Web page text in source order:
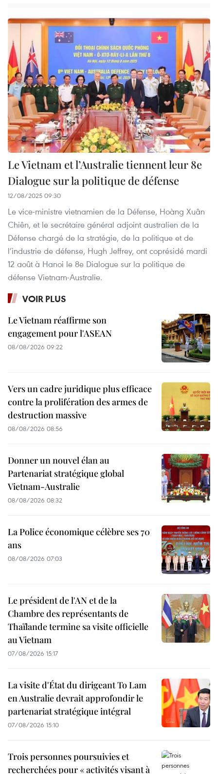
Le Vietnam et l’Australie tiennent leur 8e
Dialogue sur la politique de défense
12/08/2025 09:30
Le vice-ministre vietnamien de la Défense, Hoàng Xuân
Chiên, et le secrétaire général adjoint australien de la
Défense chargé de la stratégie, de la politique et de
l’industrie de défense, Hugh Jeffrey, ont coprésidé mardi
12 août à Hanoi le 8e Dialogue sur la politique de
défense Vietnam-Australie.
VOIR PLUS
Le Vietnam réaffirme son
engagement pour l'ASEAN
08/08/2026 09:22
Vers un cadre juridique plus efficace
contre la prolifération des armes de
destruction massive
08/08/2026 08:56
Donner un nouvel élan au
Partenariat stratégique global
Vietnam-Australie
08/08/2026 08:32
La Police économique célèbre ses 70
ans
08/08/2026 07:03
Le président de l'AN et de la
Chambre des représentants de
Thaïlande termine sa visite officielle
au Vietnam
07/08/2026 15:17
La visite d'État du dirigeant To Lam
en Australie devrait approfondir le
partenariat stratégique intégral
07/08/2026 15:10
Trois personnes poursuivies et
recherchées pour « activités visant à